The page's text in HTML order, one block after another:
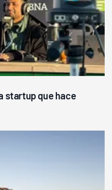
startup que hace